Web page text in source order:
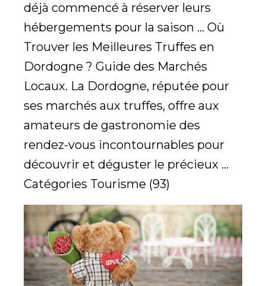
déjà commencé à réserver leurs
hébergements pour la saison ... Où
Trouver les Meilleures Truffes en
Dordogne ? Guide des Marchés
Locaux. La Dordogne, réputée pour
ses marchés aux truffes, offre aux
amateurs de gastronomie des
rendez-vous incontournables pour
découvrir et déguster le précieux ...
Catégories Tourisme (93)